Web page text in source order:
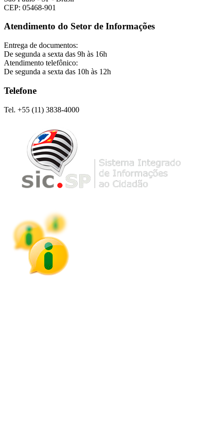
CEP: 05468-901
Atendimento do Setor de Informações
Entrega de documentos:
De segunda a sexta das 9h às 16h
Atendimento telefônico:
De segunda a sexta das 10h às 12h
Telefone
Tel. +55 (11) 3838-4000